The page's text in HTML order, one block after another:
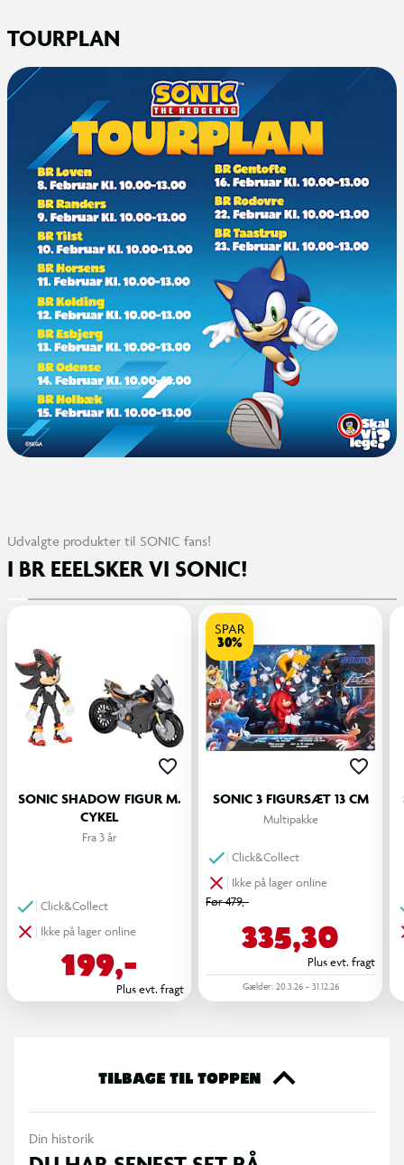
TOURPLAN
Udvalgte produkter til SONIC fans!
I BR EEELSKER VI SONIC!
SONIC SHADOW FIGUR M.
CYKEL
Fra 3 år
Click&Collect
Ikke på lager online
199,-
Plus evt. fragt
SPAR
30%
SONIC 3 FIGURSÆT 13 CM
Multipakke
Click&Collect
Ikke på lager online
Før 479,-
335,30
Plus evt. fragt
Gælder: 20.3.26 - 31.12.26
TILBAGE TIL TOPPEN
Din historik